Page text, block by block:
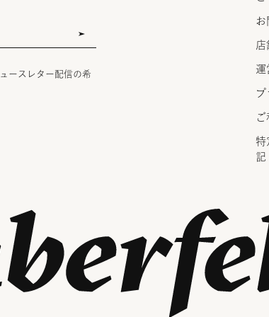
ースレター配信の希
お
店
運
ご
特
記